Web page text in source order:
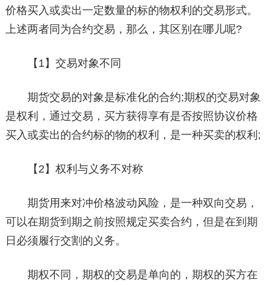
价格买入或卖出一定数量的标的物权利的交易形式。
上述两者同为合约交易，那么，其区别在哪儿呢?
【1】交易对象不同
期货交易的对象是标准化的合约;期权的交易对象
是权利，通过交易，买方获得享有是否按照协议价格
买入或卖出的合约标的物的权利，是一种买卖的权利;
【2】权利与义务不对称
期货用来对冲价格波动风险，是一种双向交易，
可以在期货到期之前按照规定买卖合约，但是在到期
日必须履行交割的义务。
期权不同，期权的交易是单向的，期权的买方在